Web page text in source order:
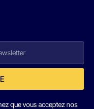
que vous acceptez nos